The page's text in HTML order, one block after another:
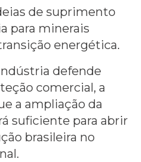
de suprimento
para minerais
energética.
defende
comercial, a
a ampliação da
suficiente para abrir
brasileira no